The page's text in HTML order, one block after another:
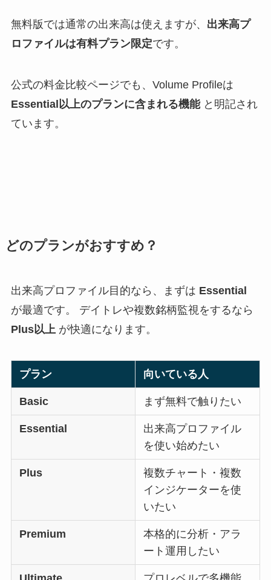
無料版では通常の出来高は使えますが、 出来高プ
ロファイルは有料プラン限定です。
公式の料金比較ページでも、Volume Profileは
Essential以上のプランに含まれる機能と明記され
ています。
どのプランがおすすめ？
出来高プロファイル目的なら、まずは Essential
が最適です。 デイトレや複数銘柄監視をするなら
Plus以上 が快適になります。
プラン 向いている人
Basic まず無料で触りたい
Essential
出来高プロファイル
を使い始めたい
Plus
複数チャート・複数
インジケーターを使
いたい
Premium
本格的に分析・アラ
ート運用したい